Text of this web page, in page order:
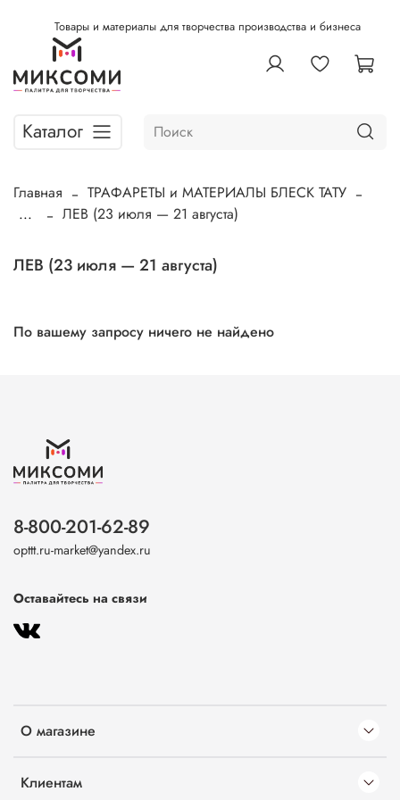
Товары и материалы для творчества производства и бизнеса
Каталог
Главная
ТРАФАРЕТЫ и МАТЕРИАЛЫ БЛЕСК ТАТУ
...
ЛЕВ (23 июля — 21 августа)
ЛЕВ (23 июля — 21 августа)
По вашему запросу ничего не найдено
О магазине
Клиентам
8-800-201-62-89
opttt.ru-market@yandex.ru
Оставайтесь на связи